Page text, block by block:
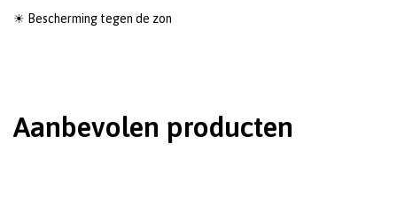
☀ Bescherming tegen de zon
Aanbevolen producten